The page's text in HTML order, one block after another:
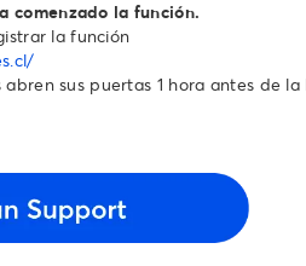
comenzado la función.
la función
sus puertas 1 hora antes de